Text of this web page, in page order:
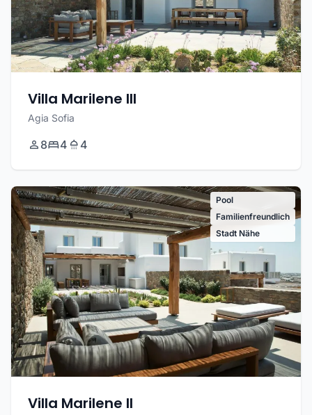
Villa Marilene III
Agia Sofia
8 4 4
Pool
Familienfreundlich
Stadt Nähe
Villa Marilene II